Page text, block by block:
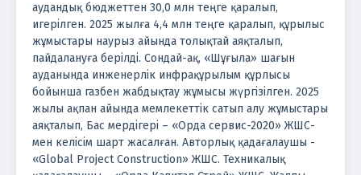
аудандық бюджеттен 30,0 млн теңге қаралып,
игерілген. 2025 жылға 4,4 млн теңге қаралып, құрылыс
жұмыстары наурыз айында толықтай аяқталып,
пайдалануға берілді. Сондай-ақ, «Шұғыла» шағын
ауданында инженерлік инфрақұрылым құрлысы
бойынша газбен жабдықтау жұмысы жүргізілген. 2025
жылы ақпан айында мемлекеттік сатып алу жұмыстары
аяқталып, Бас мердігері – «Орда сервис-2020» ЖШС-
мен келісім шарт жасалған. Авторлық қадағалаушы -
«Global Project Construction» ЖШС. Техникалық